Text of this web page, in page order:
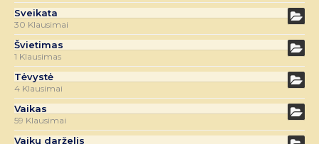
Sveikata
30 Klausimai
Švietimas
1 Klausimas
Tėvystė
4 Klausimai
Vaikas
59 Klausimai
Vaikų darželis